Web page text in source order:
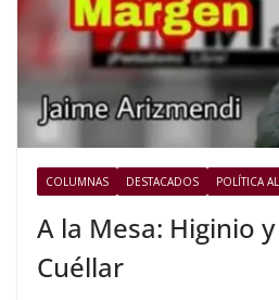
COLUMNAS DESTACADOS POLÍTICA
A la Mesa: Higinio
Cuéllar